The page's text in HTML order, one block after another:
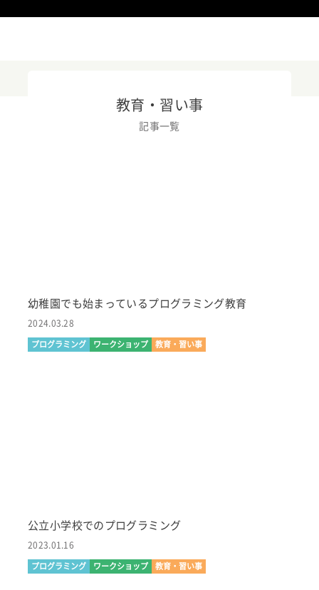
教育・習い事
記事一覧
幼稚園でも始まっているプログラミング教育
2024.03.28
プログラミング ワークショップ 教育・習い事
公立小学校でのプログラミング
2023.01.16
プログラミング ワークショップ 教育・習い事